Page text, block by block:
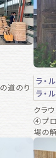
道のり
ラ・
ラ・
クラ
④プロ
場の